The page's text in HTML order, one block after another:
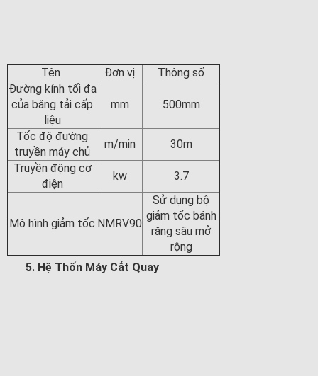
Tên Đơn vị
Thông số
Đường kính tối đa
của băng tải cấp
liệu
mm 500mm
Tốc độ đường
truyền máy chủ
m/min
30m
Truyền động cơ
điện
kw 3.7
Mô hình giảm tốc NMRV90
Sử dụng bộ
giảm tốc bánh
răng sâu mở
rộng
5. Hệ Thốn Máy Cắt Quay